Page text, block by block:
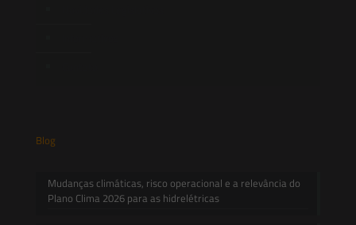
Blog
Mudanças climáticas, risco operacional e a relevância do
Plano Clima 2026 para as hidrelétricas